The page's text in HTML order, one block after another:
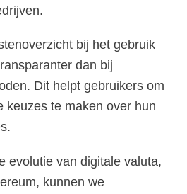
bij het gebruik
dan bij
Dit helpt gebruikers om
keuzes te maken over hun
evolutie van digitale valuta,
kunnen we